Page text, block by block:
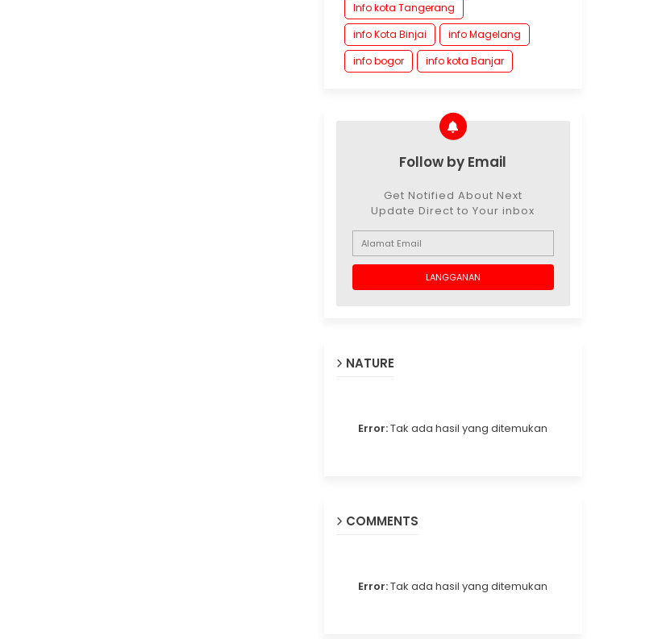
Info kota Tangerang
info Kota Binjai
info Magelang
info bogor
info kota Banjar
Follow by Email
Get Notified About Next
Update Direct to Your inbox
NATURE
Error:Tak ada hasil yang ditemukan
COMMENTS
Error:Tak ada hasil yang ditemukan